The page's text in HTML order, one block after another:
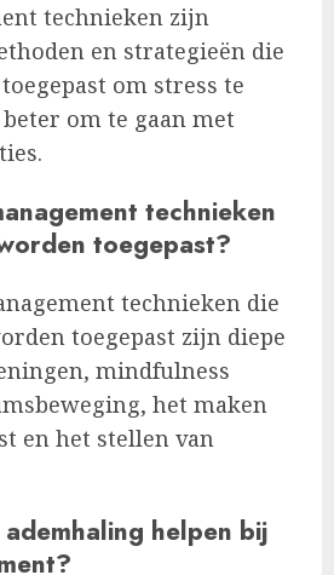
technieken zijn
en strategieën die
om stress te
om te gaan met
technieken
toegepast?
technieken die
toegepast zijn diepe
mindfulness
het maken
en het stellen van
helpen bij